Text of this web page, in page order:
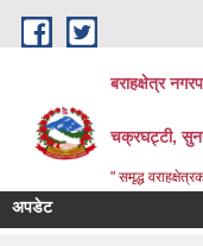
Skip to main content
बराहक्षेत्र
चक्रघट्टी,
" समृद्ध
अपडेट